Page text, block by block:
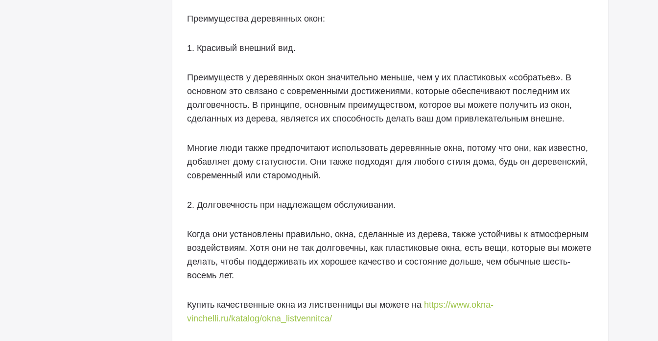
Преимущества деревянных окон:
1. Красивый внешний вид.
Преимуществ у деревянных окон значительно меньше, чем у их пластиковых «собратьев». В
основном это связано с современными достижениями, которые обеспечивают последним их
долговечность. В принципе, основным преимуществом, которое вы можете получить из окон,
сделанных из дерева, является их способность делать ваш дом привлекательным внешне.
Многие люди также предпочитают использовать деревянные окна, потому что они, как известно,
добавляет дому статусности. Они также подходят для любого стиля дома, будь он деревенский,
современный или старомодный.
2. Долговечность при надлежащем обслуживании.
Когда они установлены правильно, окна, сделанные из дерева, также устойчивы к атмосферным
воздействиям. Хотя они не так долговечны, как пластиковые окна, есть вещи, которые вы можете
делать, чтобы поддерживать их хорошее качество и состояние дольше, чем обычные шесть-
восемь лет.
Купить качественные окна из лиственницы вы можете на https://www.okna-
vinchelli.ru/katalog/okna_listvennitca/